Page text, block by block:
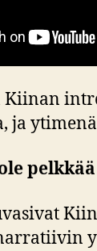
ja ytimenä